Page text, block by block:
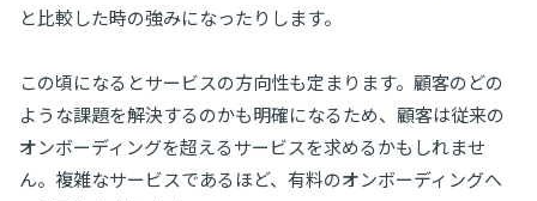
と比較した時の強みになったりします。
この頃になるとサービスの方向性も定まります。顧客のどの
ような課題を解決するのかも明確になるため、顧客は従来の
オンボーディングを超えるサービスを求めるかもしれませ
ん。複雑なサービスであるほど、有料のオンボーディングへ